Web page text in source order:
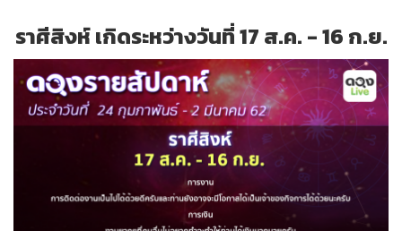
ราศีสิงห์ เกิดระหว่างวันที่ 17 ส.ค. - 16 ก.ย.